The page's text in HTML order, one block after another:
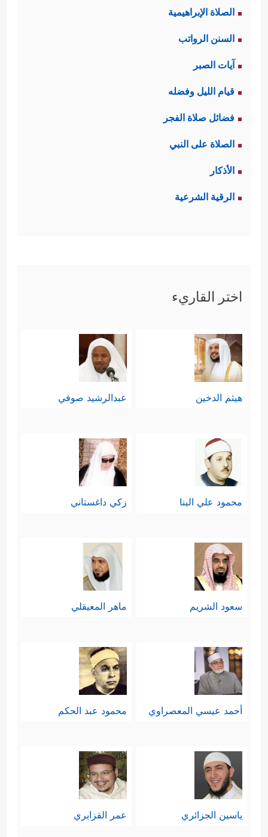
الصلاة الإبراهيمية
السنن الرواتب
آيات الصبر
قيام الليل وفضله
فضائل صلاة الفجر
الصلاة على النبي
الأذكار
الرقية الشرعية
اختر القاريء
هيثم الدخين عبدالرشيد صوفي
محمود علي البنا زكي داغستاني
سعود الشريم ماهر المعيقلي
أحمد عيسي المعصراوي محمود عبد الحكم
ياسين الجزائري عمر القزابري